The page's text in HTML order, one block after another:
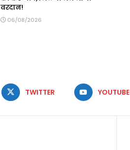
वरदान!
06/08/2026
TWITTER YOUTUBE